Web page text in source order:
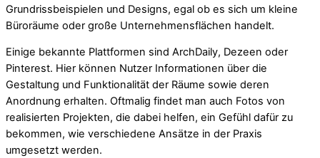
Grundrissbeispielen und Designs, egal ob es sich um kleine
Büroräume oder große Unternehmensflächen handelt.
Einige bekannte Plattformen sind ArchDaily, Dezeen oder
Pinterest. Hier können Nutzer Informationen über die
Gestaltung und Funktionalität der Räume sowie deren
Anordnung erhalten. Oftmalig findet man auch Fotos von
realisierten Projekten, die dabei helfen, ein Gefühl dafür zu
bekommen, wie verschiedene Ansätze in der Praxis
umgesetzt werden.